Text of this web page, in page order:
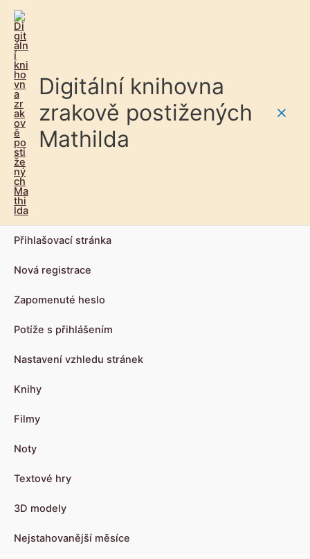
Digitální knihovna
zrakově postižených
Mathilda
Přihlašovací stránka
Nová registrace
Zapomenuté heslo
Potíže s přihlášením
Nastavení vzhledu stránek
Knihy
Filmy
Noty
Textové hry
3D modely
Nejstahovanější měsíce